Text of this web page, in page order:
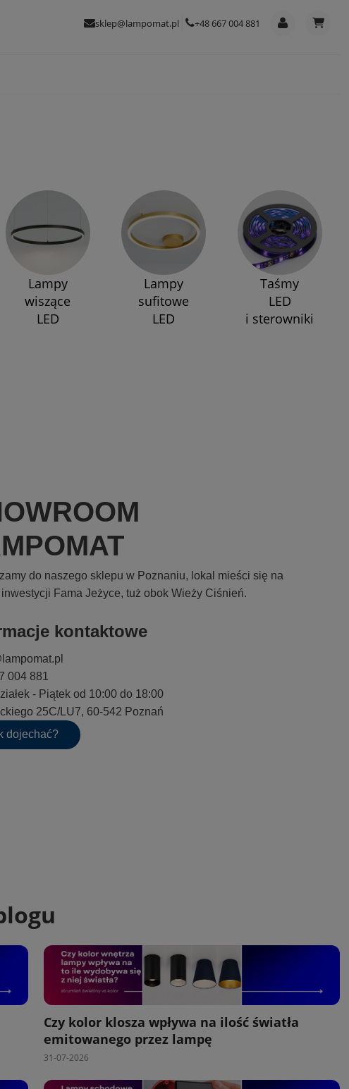
sklep@lampomat.pl +48 667 004 881
Lampy
wiszące
LED
Lampy
sufitowe
LED
Taśmy
LED
i sterowniki
do naszego sklepu w Poznaniu, lokal mieści się na
Fama Jeżyce, tuż obok Wieży Ciśnień.
kontaktowe
004 881
- Piątek od 10:00 do 18:00
25C/LU7, 60-542 Poznań
dojechać?
Czy kolor klosza wpływa na ilość światła
emitowanego przez lampę
31-07-2026